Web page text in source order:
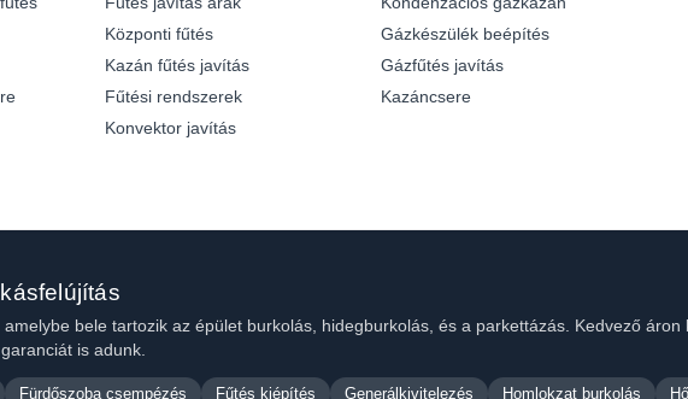
Központi fűtés
Kazán fűtés javítás
Fűtési rendszerek
Konvektor javítás
Gázkészülék beépítés
Gázfűtés javítás
Kazáncsere
bele tartozik az épület burkolás, hidegburkolás, és a parkettázás. Kedvező áron
is adunk.
Fürdőszoba csempézés Fűtés kiépítés Generálkivitelezés Homlokzat burkolás